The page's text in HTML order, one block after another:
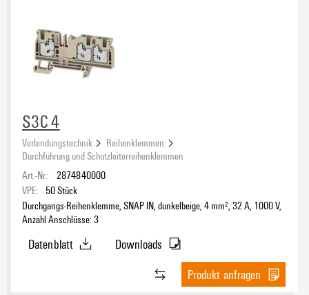
S3C 4
Verbindungstechnik
Reihenklemmen
Durchführung und Schutzleiterreihenklemmen
Art.-Nr.: 2874840000
VPE:
50Stück
Durchgangs-Reihenklemme, SNAP IN, dunkelbeige, 4 mm², 32 A, 1000 V,
Anzahl Anschlüsse: 3
Datenblatt
Downloads
Produkt anfragen